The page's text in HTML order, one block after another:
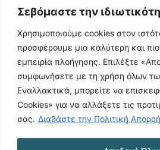
Σεβόμαστε την
Χρησιμοποιούμε cookies στον
προσφέρουμε μια καλύτερη και
εμπειρία πλοήγησης. Επιλέξτε
συμφωνήσετε με τη χρήση όλων
Εναλλακτικά, μπορείτε να
Cookies» για να αλλάξετε τις
σας. Διαβάστε την Πολιτική
Αριθμός Πιστοποίησης
ΑΚΟΛΟΥΘΗΣΕ